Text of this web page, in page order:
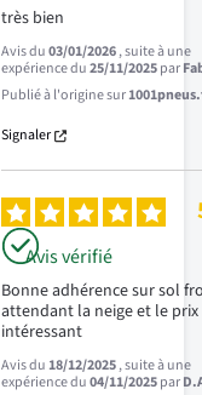
très bien
Avis du03/01/2026, suite à une
expérience du25/11/2025par
Publié à l'origine sur
Signaler
Avis vérifié
Bonne adhérence sur sol
attendant la neige et le
intéressant
Avis du18/12/2025, suite à une
expérience du04/11/2025par